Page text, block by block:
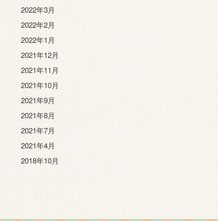
2022年3月
2022年2月
2022年1月
2021年12月
2021年11月
2021年10月
2021年9月
2021年8月
2021年7月
2021年4月
2018年10月